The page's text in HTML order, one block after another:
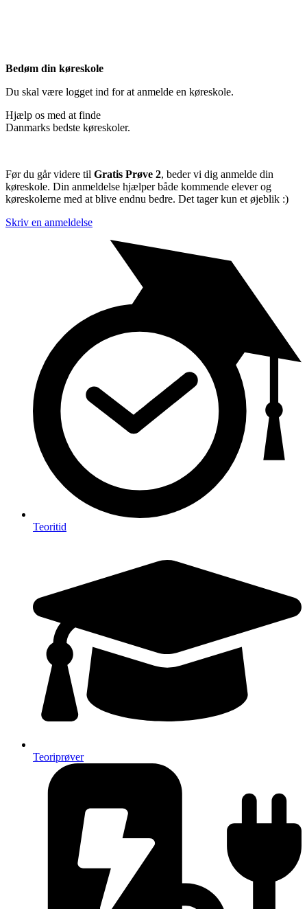
Bedøm din køreskole
Du skal være logget ind for at anmelde en køreskole.
Hjælp os med at finde
Danmarks bedste køreskoler.
Før du går videre til Gratis Prøve 2, beder vi dig anmelde din
køreskole. Din anmeldelse hjælper både kommende elever og
køreskolerne med at blive endnu bedre. Det tager kun et øjeblik :)
Skriv en anmeldelse
Teoritid
Teoriprøver